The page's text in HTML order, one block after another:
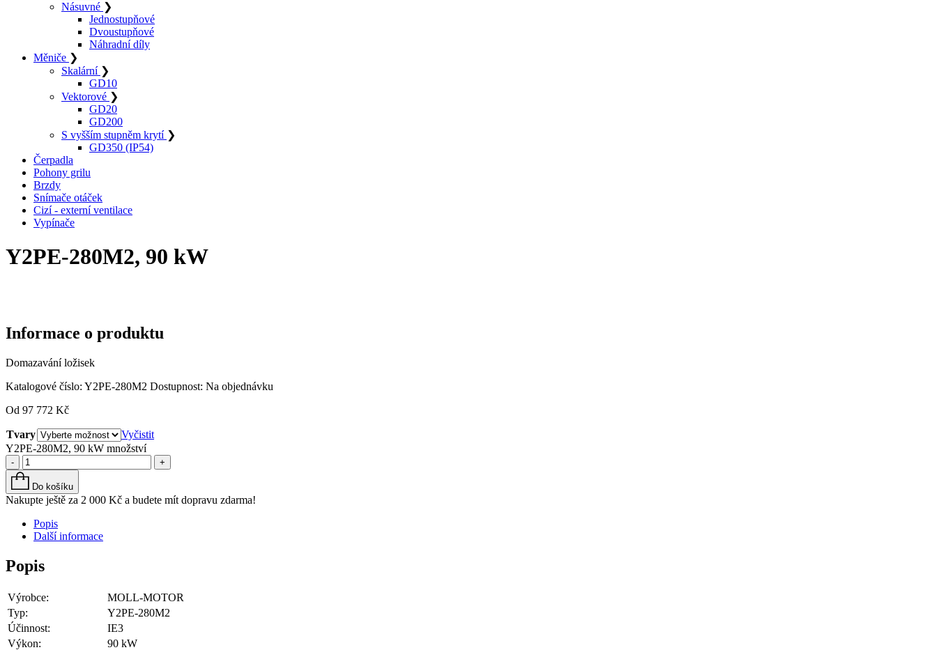
Násuvné ❯
Jednostupňové
Dvoustupňové
Náhradní díly
Měniče ❯
Skalární ❯
GD10
Vektorové ❯
GD20
GD200
S vyšším stupněm krytí ❯
GD350 (IP54)
Čerpadla
Pohony grilu
Brzdy
Snímače otáček
Cizí - externí ventilace
Vypínače
Y2PE-280M2, 90 kW
Informace o produktu
Domazavání ložisek
Katalogové číslo: Y2PE-280M2 Dostupnost: Na objednávku
Od 97 772 Kč
Tvary
Vyčistit
Y2PE-280M2, 90 kW množství
- +
Do košíku
Nakupte ještě za 2 000 Kč a budete mít dopravu zdarma!
Popis
Další informace
Popis
Výrobce:
MOLL-MOTOR
Typ:
Y2PE-280M2
Účinnost:
IE3
Výkon:
90 kW